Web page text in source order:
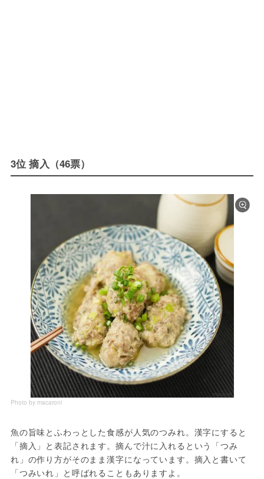
3位 摘入（46票）
Photo by macaroni
魚の旨味とふわっとした食感が人気のつみれ。漢字にすると
「摘入」と表記されます。摘んで汁に入れるという「つみ
れ」の作り方がそのまま漢字になっています。摘入と書いて
「つみいれ」と呼ばれることもありますよ。